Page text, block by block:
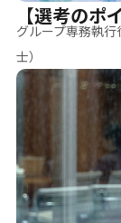
【選考の
グループ専務執
士）